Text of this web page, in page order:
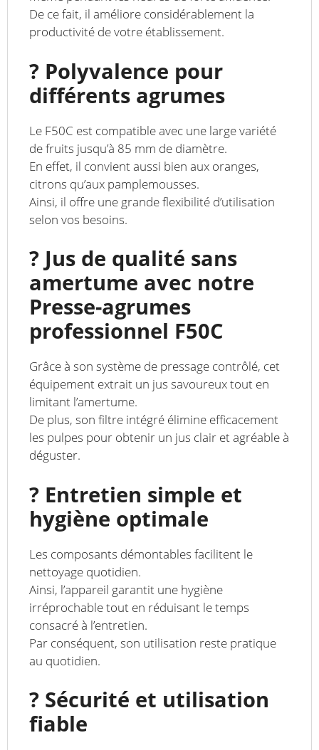
De ce fait, il améliore considérablement la
productivité de votre établissement.
? Polyvalence pour
différents agrumes
Le F50C est compatible avec une large variété
de fruits jusqu’à 85 mm de diamètre.
En effet, il convient aussi bien aux oranges,
citrons qu’aux pamplemousses.
Ainsi, il offre une grande flexibilité d’utilisation
selon vos besoins.
? Jus de qualité sans
amertume avec notre
Presse-agrumes
professionnel F50C
Grâce à son système de pressage contrôlé, cet
équipement extrait un jus savoureux tout en
limitant l’amertume.
De plus, son filtre intégré élimine efficacement
les pulpes pour obtenir un jus clair et agréable à
déguster.
? Entretien simple et
hygiène optimale
Les composants démontables facilitent le
nettoyage quotidien.
Ainsi, l’appareil garantit une hygiène
irréprochable tout en réduisant le temps
consacré à l’entretien.
Par conséquent, son utilisation reste pratique
au quotidien.
?️ Sécurité et utilisation
fiable